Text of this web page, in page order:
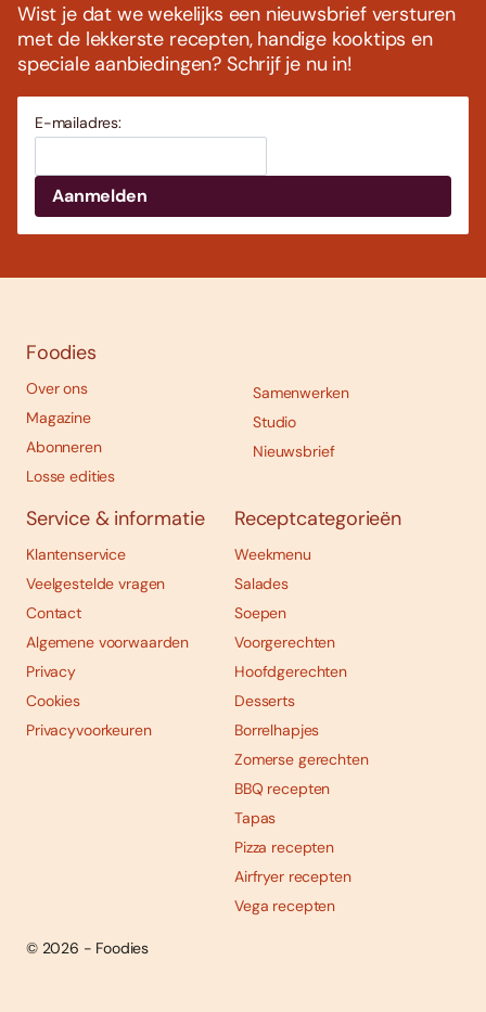
Wist je dat we wekelijks een nieuwsbrief versturen
met de lekkerste recepten, handige kooktips en
speciale aanbiedingen? Schrijf je nu in!
E-mailadres:
Foodies
Over ons
Magazine
Abonneren
Losse edities
Samenwerken
Studio
Nieuwsbrief
Service & informatie
Klantenservice
Veelgestelde vragen
Contact
Algemene voorwaarden
Privacy
Cookies
Privacyvoorkeuren
Receptcategorieën
Weekmenu
Salades
Soepen
Voorgerechten
Hoofdgerechten
Desserts
Borrelhapjes
Zomerse gerechten
BBQ recepten
Tapas
Pizza recepten
Airfryer recepten
Vega recepten
© 2026 - Foodies